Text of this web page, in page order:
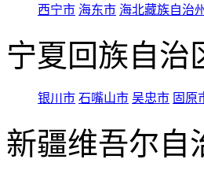
西宁市 海东市 海北藏族自治州
宁夏回族自治
银川市 石嘴山市 吴忠市 固原
新疆维吾尔自